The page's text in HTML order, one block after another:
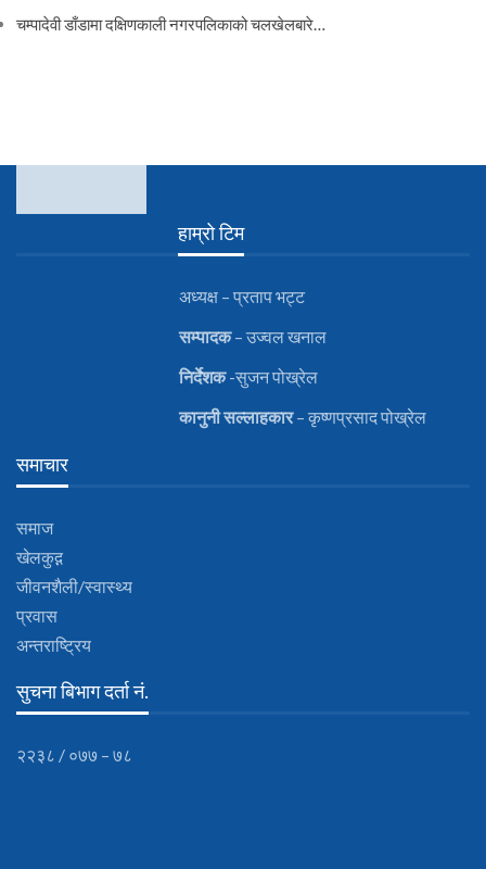
चम्पादेवी डाँडामा दक्षिणकाली नगरपलिकाको चलखेलबारे…
हाम्रो टिम
अध्यक्ष – प्रताप भट्ट
सम्पादक– उज्वल खनाल
निर्देशक-सुजन पोख्रेल
कानुनीसल्लाहकार– कृष्णप्रसाद पोख्रेल
समाचार
समाज
खेलकुद़़
जीवनशैली/स्वास्थ्य
प्रवास
अन्तराष्ट्रिय
सुचना बिभाग दर्ता नं.
२२३८ / ०७७ – ७८